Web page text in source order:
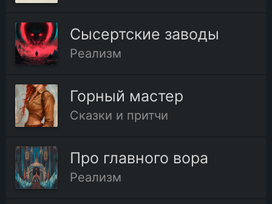
Сысертские заводы
Реализм
Горный мастер
Сказки и притчи
Про главного вора
Реализм